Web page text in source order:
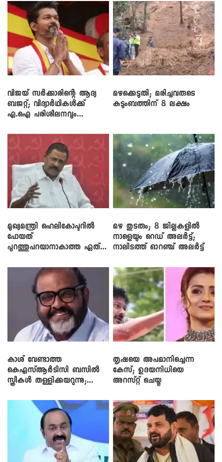
വിജയ് സർക്കാരിന്റെ ആദ്യ
ബജറ്റ്; വിദ്യാർഥികൾക്ക്
എ.ഐ പരിശീലനവും
മഴക്കെടുതി; മരിച്ചവരുടെ
കുടുംബത്തിന് 8 ലക്ഷം
മുഖ്യമന്ത്രി ഹെലികോപ്ടറിൽ
പോയത്
പുറത്തുപറയാനാകാത്ത ഏത്
മഴ തുടരും; 8 ജില്ലകളിൽ
നാളെയും റെഡ് അലർട്ട്;
നാലിടത്ത് ഓറഞ്ച് അലർട്ട്
കാശ് വേണ്ടാത്ത
കെഎസ്ആർടിസി ബസിൽ
സ്ത്രീകൾ തള്ളിക്കയറുന്നു;
തൃഷയെ അപമാനിച്ചെന്ന
കേസ്; ഉദയനിധിയെ
അറസ്റ്റ് ചെയ്തു